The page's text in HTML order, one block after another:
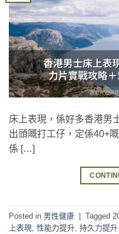
床上表現，係好多香港男
出頭嘅打工仔，定係40+
係 […]
Posted in 男性健康 | Tagged
上表現 性能力提升 持久力提升